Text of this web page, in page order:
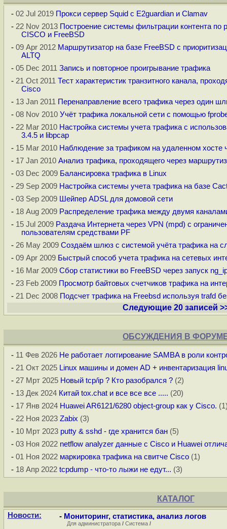
-02 Jul 2019 Прокси сервер Squid c E2guardian и Clamav
-22 Nov 2013 Построение системы фильтрации контента по
CISCO и FreeBSD
-09 Apr 2012 Маршрутизатор на базе FreeBSD с
ALTQ
-05 Dec 2011 Запись и повторное проигрывание трафика
-21 Oct 2011 Тест характеристик транзитного канала,
Cisco
-13 Jan 2011
Перенаправление всего трафика через один
-08 Nov 2010 Учёт трафика локальной сети с помощью
-22 Mar 2010 Настройка системы учета трафика с
3.4.5 и libpcap
-15 Mar 2010 Наблюдение за трафиком на удаленном хосте
-17 Jan 2010 Анализ трафика, проходящего через
-03 Dec 2009 Балансировка трафика в Linux
-29 Sep 2009 Настройка системы учета трафика на базе
-03 Sep 2009 Шейпер ADSL для домовой сети
-18 Aug 2009 Распределение трафика между двумя
-15 Jul 2009 Раздача Интернета через VPN (mpd) с
пользователям средствами PF
-26 May 2009 Создаём шлюз с системой учёта трафика на
-09 Apr 2009 Быстрый способ учета трафика на сетевых
-16 Mar 2009 Сбор статистики во FreeBSD через запуск
-23 Feb 2009 Просмотр байтовых счетчиков трафика на
-21 Dec 2008 Подсчет трафика на Freebsd используя trafd
Следующие 20 записей
ОБСУЖДЕНИЯ В
-11 Фев 2026 Не работает логгирование SAMBA в роли
-21 Окт 2025 Linux машины и домен AD + инвентаризация
-27 Мрт 2025 Новый tcp/ip ? Кто разобрался ?(2)
-13 Дек 2024 Китай tox.chat и все все все ..... (20)
-17 Янв 2024 Huawei AR6121/6280 object-group как у Cisco.
-22 Ноя 2023 Zabix (3)
-10 Мрт 2023 putty & sshd - где хранится бан (5)
-03 Ноя 2022 netflow analyzer данные с Cisco и Huawei
-01 Ноя 2022 маркировка трафика на свитче Cisco(1)
-18 Апр 2022 tcpdump - что-то лыжи не едут... (3)
КАТАЛОГ
Новости: - Мониторинг, статистика, анализ логов
Для администратора / Система /